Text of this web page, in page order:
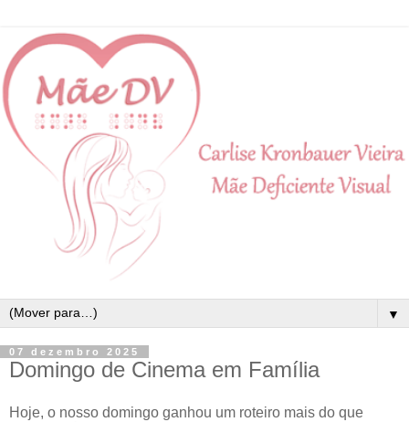
▼
07 dezembro 2025
Domingo de Cinema em Família
Hoje, o nosso domingo ganhou um roteiro mais do que